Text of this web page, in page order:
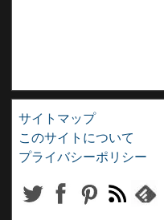
サイトマップ
このサイトについて
プライバシーポリシー